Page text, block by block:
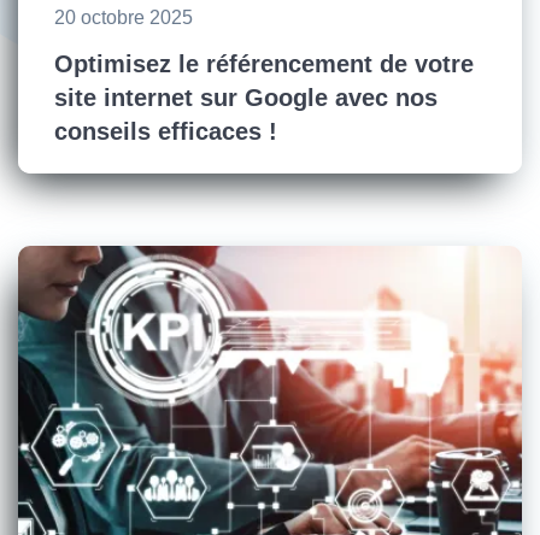
20 octobre 2025
Optimisez le référencement de votre
site internet sur Google avec nos
conseils efficaces !